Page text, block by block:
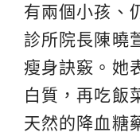
有兩個小孩、
診所院長陳曉
瘦身訣竅。她
白質，再吃飯
天然的降血糖